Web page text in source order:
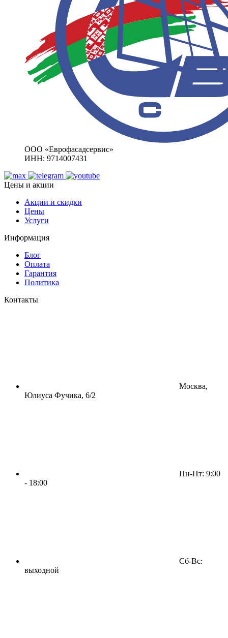
ООО «Еврофасадсервис»
ИНН: 9714007431
Цены и акции
Акции и скидки
Цены
Услуги
Информация
Блог
Оплата
Гарантия
Политика
Контакты
Москва,
Юлиуса Фучика, 6/2
Пн-Пт: 9:00
- 18:00
Сб-Вс:
выходной